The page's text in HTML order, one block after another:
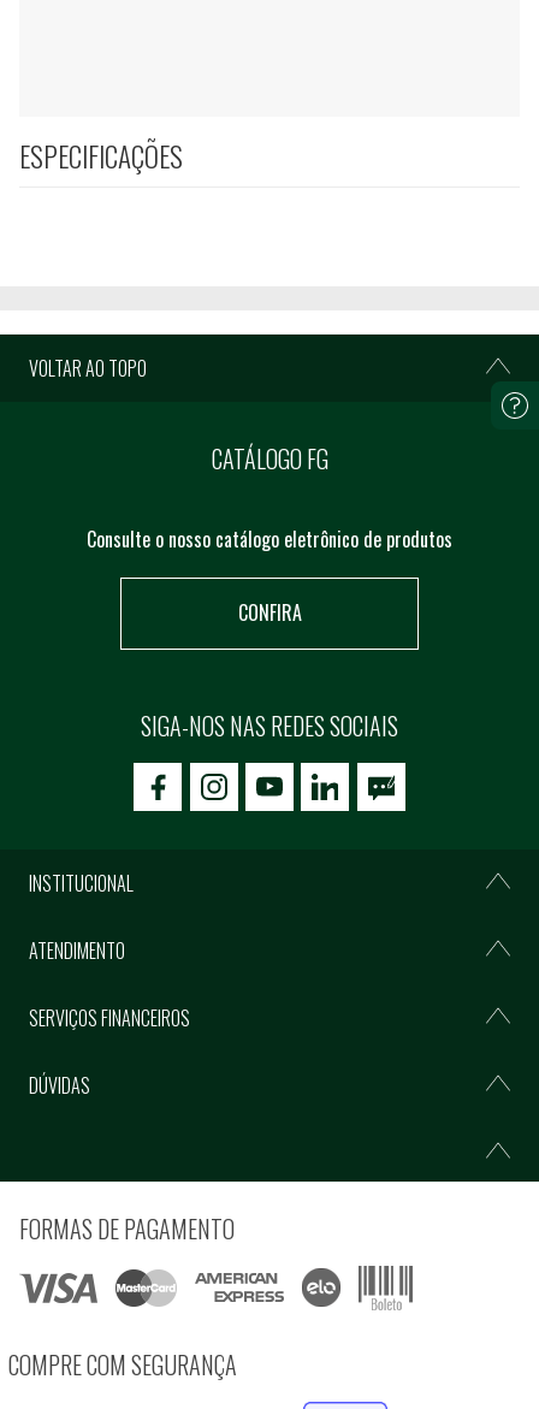
ESPECIFICAÇÕES
VOLTAR AO TOPO
CATÁLOGO FG
Consulte o nosso catálogo eletrônico de produtos
CONFIRA
SIGA-NOS NAS REDES SOCIAIS
icon-facebookicon-social02icon-social03
INSTITUCIONAL
ATENDIMENTO
SERVIÇOS FINANCEIROS
DÚVIDAS
FORMAS DE PAGAMENTO
COMPRE COM SEGURANÇA